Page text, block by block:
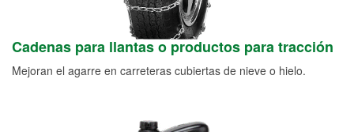
Cadenas para llantas o productos para tracción
Mejoran el agarre en carreteras cubiertas de nieve o hielo.